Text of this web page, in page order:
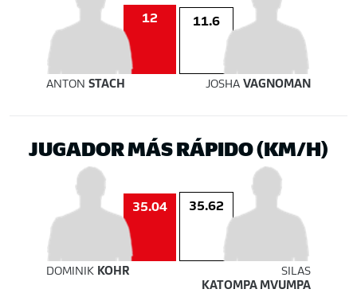
12 11.6
ANTON STACH JOSHA VAGNOMAN
JUGADOR MÁS RÁPIDO (KM/H)
35.04 35.62
DOMINIK KOHR
SILAS
KATOMPA MVUMPA